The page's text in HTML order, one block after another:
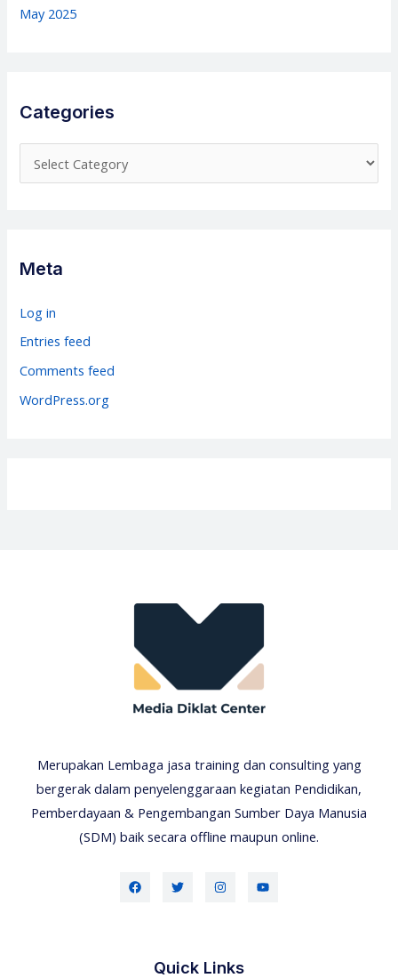
May 2025
Categories
a
r
i
Meta
Log in
Entries feed
Comments feed
WordPress.org
Merupakan Lembaga jasa training dan consulting yang
bergerak dalam penyelenggaraan kegiatan Pendidikan,
Pemberdayaan & Pengembangan Sumber Daya Manusia
(SDM) baik secara offline maupun online.
Quick Links